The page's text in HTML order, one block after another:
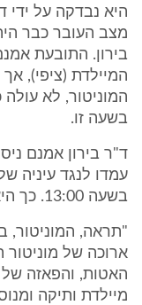
מצב העובר כבר
המיילדת (ציפי),
המוניטור, לא עולה
בשעה זו.
ד"ר בירון אמנם
עמדו לנגד עיניה
בשעה 13:00. כך היא העידה בעניין זה:
"תראה, המוניטור,
ארוכה של מוניטור
האטות, והפאזה
מיילדת ותיקה